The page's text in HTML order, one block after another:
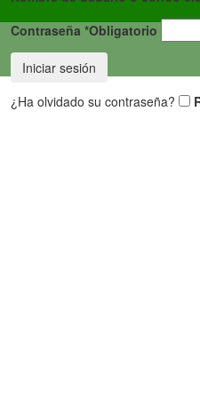
Contraseña *Obligatorio
Iniciar sesión
¿Ha olvidado su contraseña?